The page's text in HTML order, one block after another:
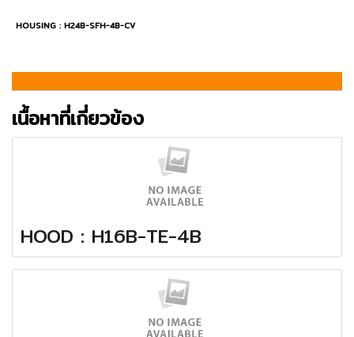
HOUSING : H24B-SFH-4B-CV
เนื้อหาที่เกี่ยวข้อง
HOOD : H16B-TE-4B